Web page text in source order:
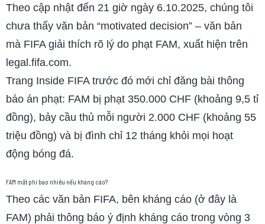
Theo cập nhật đến 21 giờ ngày 6.10.2025, chúng tôi
chưa thấy văn bản “motivated decision” – văn bản
mà FIFA giải thích rõ lý do phạt FAM, xuất hiện trên
legal.fifa.com.
Trang Inside FIFA trước đó mới chỉ đăng bài thông
báo án phạt: FAM bị phạt 350.000 CHF (khoảng 9,5 tỉ
đồng), bảy cầu thủ mỗi người 2.000 CHF (khoảng 55
triệu đồng) và bị đình chỉ 12 tháng khỏi mọi hoạt
động bóng đá.
FAM mất phí bao nhiêu nếu kháng cáo?
Theo các văn bản FIFA, bên kháng cáo (ở đây là
FAM) phải thông báo ý định kháng cáo trong vòng 3